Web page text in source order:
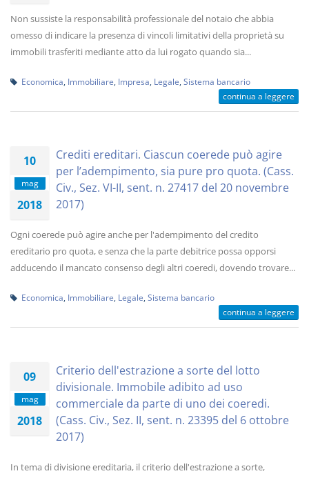
Non sussiste la responsabilità professionale del notaio che abbia
omesso di indicare la presenza di vincoli limitativi della proprietà su
immobili trasferiti mediante atto da lui rogato quando sia...
Economica Immobiliare Impresa Legale Sistema bancario
continua a leggere
10
mag
2018
Crediti ereditari. Ciascun coerede può agire
per l’adempimento, sia pure pro quota. (Cass.
Civ., Sez. VI-II, sent. n. 27417 del 20 novembre
2017)
Ogni coerede può agire anche per l'adempimento del credito
ereditario pro quota, e senza che la parte debitrice possa opporsi
adducendo il mancato consenso degli altri coeredi, dovendo trovare...
Economica Immobiliare Legale Sistema bancario
continua a leggere
09
mag
2018
Criterio dell'estrazione a sorte del lotto
divisionale. Immobile adibito ad uso
commerciale da parte di uno dei coeredi.
(Cass. Civ., Sez. II, sent. n. 23395 del 6 ottobre
2017)
In tema di divisione ereditaria, il criterio dell'estrazione a sorte,